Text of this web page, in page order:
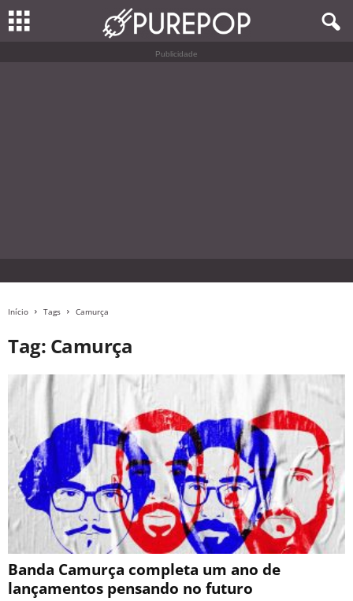
Publicidade
Início Tags Camurça
Tag: Camurça
Banda Camurça completa um ano de
lançamentos pensando no futuro